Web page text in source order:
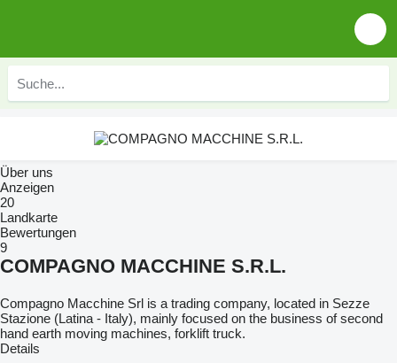
Über uns
Anzeigen
20
Landkarte
Bewertungen
9
COMPAGNO MACCHINE S.R.L.
Compagno Macchine Srl is a trading company, located in Sezze
Stazione (Latina - Italy), mainly focused on the business of second
hand earth moving machines, forklift truck.
Details